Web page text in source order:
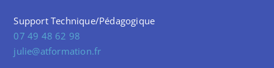
Support Technique/Pédagogique
07 49 48 62 98
julie@atformation.fr